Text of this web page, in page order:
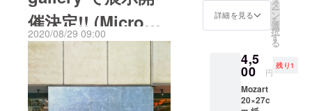
ではございますが、飾って
いただいたり、保管してい
ただけたら幸いです。9/1か
ら京都府のプログラム、大
京都in和束2020で和束町に
催決定!! (Micro
Food & Idea
Market)
2020/08/29 09:00
Laguna
Prize 「特別
(Arsenal,
ヴェネツィ
ア)、 EX-
TEMPORE
注意く
ださ
い。
詳細を見る
タ
ー
ン
を
選
択
す
る
4,5
00 円
残り1
Mozart
20×27c